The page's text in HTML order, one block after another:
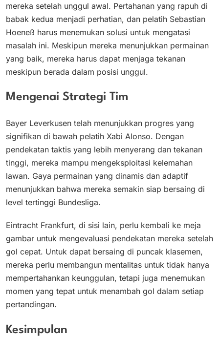
mereka setelah unggul awal. Pertahanan yang rapuh di
babak kedua menjadi perhatian, dan pelatih Sebastian
Hoeneß harus menemukan solusi untuk mengatasi
masalah ini. Meskipun mereka menunjukkan permainan
yang baik, mereka harus dapat menjaga tekanan
meskipun berada dalam posisi unggul.
Mengenai Strategi Tim
Bayer Leverkusen telah menunjukkan progres yang
signifikan di bawah pelatih Xabi Alonso. Dengan
pendekatan taktis yang lebih menyerang dan tekanan
tinggi, mereka mampu mengeksploitasi kelemahan
lawan. Gaya permainan yang dinamis dan adaptif
menunjukkan bahwa mereka semakin siap bersaing di
level tertinggi Bundesliga.
Eintracht Frankfurt, di sisi lain, perlu kembali ke meja
gambar untuk mengevaluasi pendekatan mereka setelah
gol cepat. Untuk dapat bersaing di puncak klasemen,
mereka perlu membangun mentalitas untuk tidak hanya
mempertahankan keunggulan, tetapi juga menemukan
momen yang tepat untuk menambah gol dalam setiap
pertandingan.
Kesimpulan